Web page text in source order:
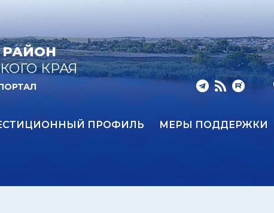
КРАЯ
ПРОФИЛЬ МЕРЫ ПОДДЕРЖКИ